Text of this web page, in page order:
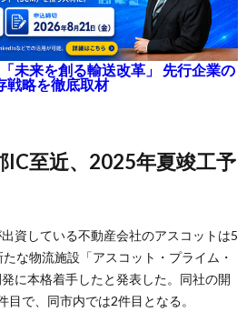
未来を創る輸送改革」 先行企業の
戦略を徹底取材
資している不動産会社のアスコットは5
な物流施設「アスコット・プライム・
に本格着手したと発表した。同社の開
で、同市内では2件目となる。